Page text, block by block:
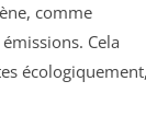
comme
Cela
écologiquement,